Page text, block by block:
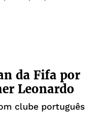
da Fifa por
Leonardo
clube português